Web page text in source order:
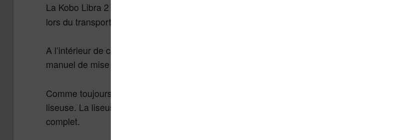
La Kobo Libra 2 est vendue dans un bel emballage premium qui
lors du transport.
A l’intérieur de cette belle boîte en carton, on retrouve la liseuse, un câble USB-C et un petit
manuel de mise en route.
Comme toujours avec les liseuses, le manuel n’est utile que pour le premier démarrage de la
liseuse. La liseuse étant très simple d’usage, il n’est pas nécessaire de proposer un manuel
complet.